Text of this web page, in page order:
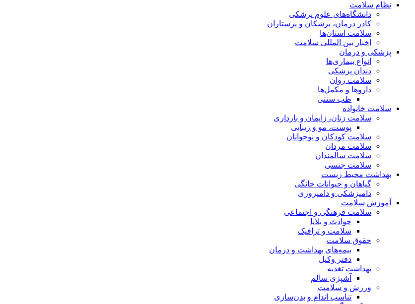
نظام سلامت
دانشگاه‌های علوم پزشکی
کادر درمان، پزشکان و پرستاران
سلامت استان‌ها
اخبار بین المللی سلامت
پزشکی و درمان
انواع بیماری‌ها
دندان پزشکی
سلامت روان
داروها و مکمل‌ها
طب سنتی
سلامت خانواده
سلامت زنان، زایمان و بارداری
پوست، مو و زیبایی
سلامت کودکان و نوجوانان
سلامت مردان
سلامت سالمندان
سلامت جنسی
بهداشت محیط زیست
گیاهان و حیوانات خانگی
دامپزشکی و دامپروری
آموزش سلامت
سلامت فرهنگی و اجتماعی
حوادث و بلایا
سلامت و ترافیک
حقوق سلامت
بیمه‌های بهداشت و درمان
دفتر وکیل
بهداشت تغذیه
آشپزی سالم
ورزش و سلامت
تناسب اندام و بدن‌سازی